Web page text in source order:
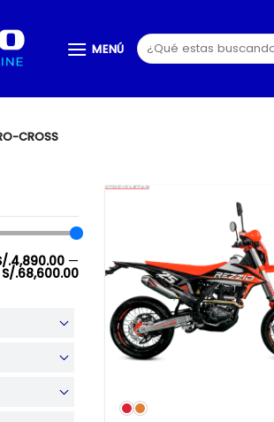
MENÚ
Buscar
por:
CROSS
.4,890.00 —
S/.68,600.00